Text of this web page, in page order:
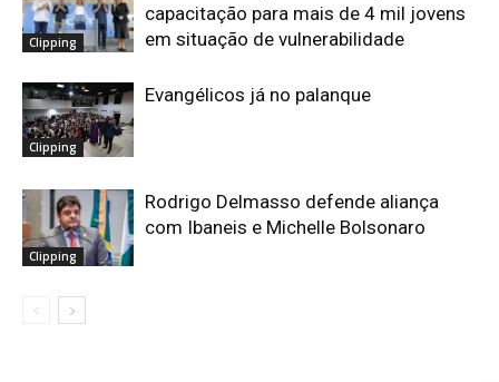
Clipping
capacitação para mais de 4 mil jovens
em situação de vulnerabilidade
Clipping
Evangélicos já no palanque
Clipping
Rodrigo Delmasso defende aliança
com Ibaneis e Michelle Bolsonaro